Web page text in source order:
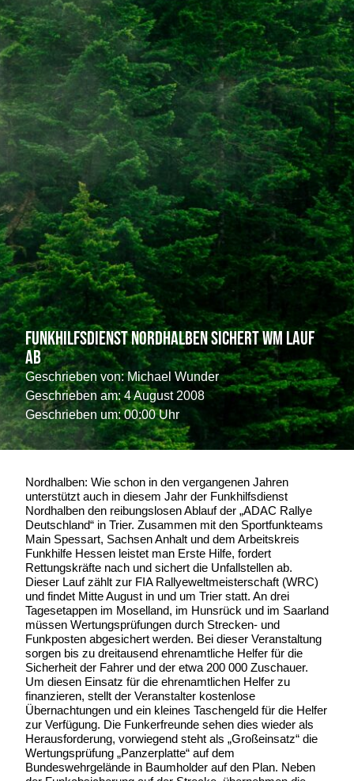
Funkhilfsdienst Nordhalben sichert WM Lauf
ab
Geschrieben von:Michael Wunder
Geschrieben am: 4 August 2008
Geschrieben um: 00:00 Uhr
Nordhalben: Wie schon in den vergangenen Jahren
unterstützt auch in diesem Jahr der Funkhilfsdienst
Nordhalben den reibungslosen Ablauf der „ADAC Rallye
Deutschland“ in Trier. Zusammen mit den Sportfunkteams
Main Spessart, Sachsen Anhalt und dem Arbeitskreis
Funkhilfe Hessen leistet man Erste Hilfe, fordert
Rettungskräfte nach und sichert die Unfallstellen ab.
Dieser Lauf zählt zur FIA Rallyeweltmeisterschaft (WRC)
und findet Mitte August in und um Trier statt. An drei
Tagesetappen im Moselland, im Hunsrück und im Saarland
müssen Wertungsprüfungen durch Strecken- und
Funkposten abgesichert werden. Bei dieser Veranstaltung
sorgen bis zu dreitausend ehrenamtliche Helfer für die
Sicherheit der Fahrer und der etwa 200 000 Zuschauer.
Um diesen Einsatz für die ehrenamtlichen Helfer zu
finanzieren, stellt der Veranstalter kostenlose
Übernachtungen und ein kleines Taschengeld für die Helfer
zur Verfügung. Die Funkerfreunde sehen dies wieder als
Herausforderung, vorwiegend steht als „Großeinsatz“ die
Wertungsprüfung „Panzerplatte“ auf dem
Bundeswehrgelände in Baumholder auf den Plan. Neben